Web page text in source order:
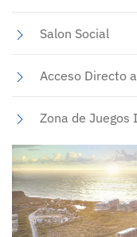
Salon Social
Acceso Directo
Zona de Juegos